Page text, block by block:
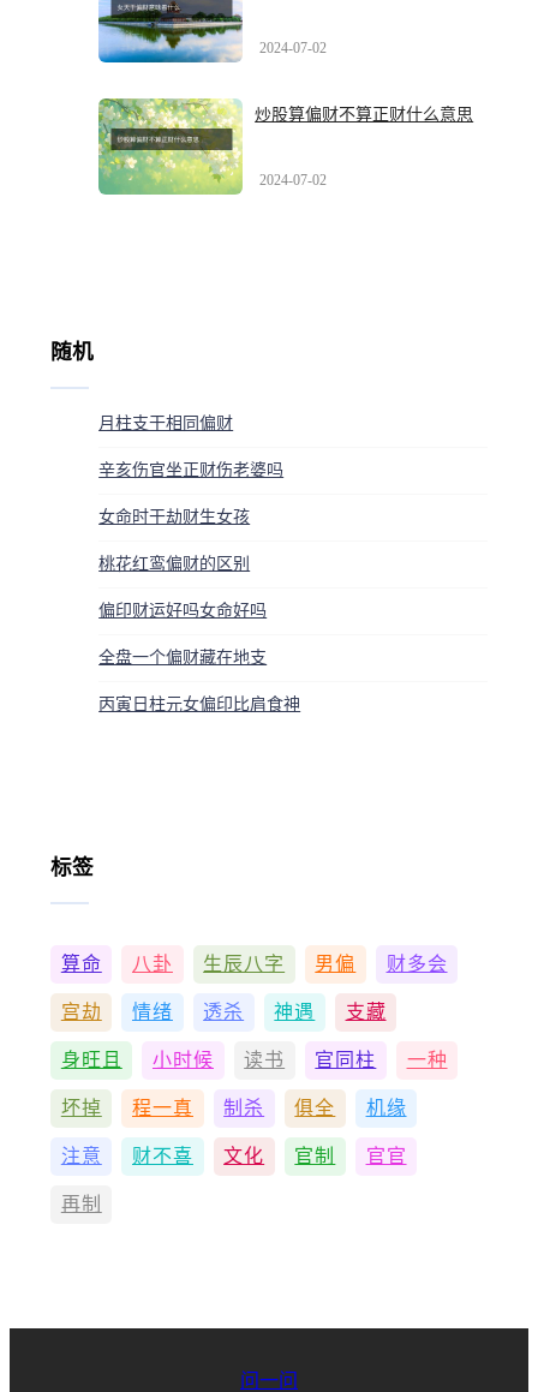
2024-07-02
炒股算偏财不算正财什么意思
2024-07-02
随机
月柱支干相同偏财
辛亥伤官坐正财伤老婆吗
女命时干劫财生女孩
桃花红鸾偏财的区别
偏印财运好吗女命好吗
全盘一个偏财藏在地支
丙寅日柱元女偏印比肩食神
标签
算命 八卦 生辰八字 男偏 财多会
宫劫 情绪 透杀 神遇 支藏
身旺且 小时候 读书 官同柱 一种
坏掉 程一真 制杀 俱全 机缘
注意 财不喜 文化 官制 官官
再制
问一问